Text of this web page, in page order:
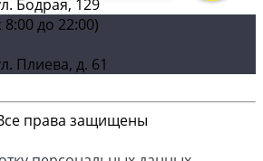
Бодрая, 129
до 22:00)
Плиева, д. 61
права защищены